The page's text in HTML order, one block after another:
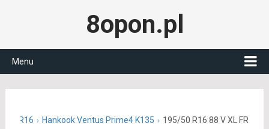
8opon.pl
Menu
50 R16 Hankook Ventus Prime4 K135 195/50 R16 88 V XL FR